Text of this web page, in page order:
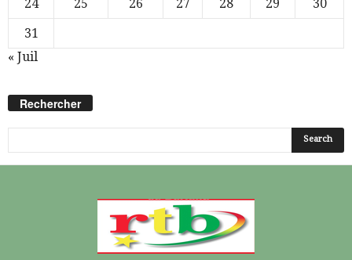
24
25 26 27 28 29
30
31
« Juil
Rechercher